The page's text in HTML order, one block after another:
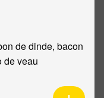
de dinde, bacon
de veau